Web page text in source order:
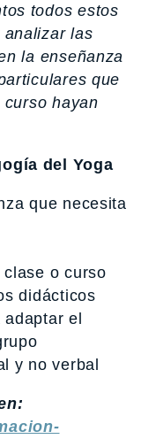
todos estos
analizar las
la enseñanza
que
hayan
del Yoga
que necesita
clase o curso
didácticos
adaptar el
y no verbal